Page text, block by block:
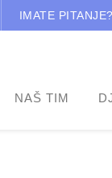
IMATE
NAŠ TIM